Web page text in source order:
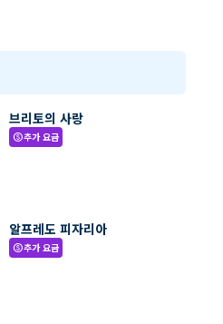
브리토의 사랑
paid추가 요금
알프레도 피자리아
paid추가 요금